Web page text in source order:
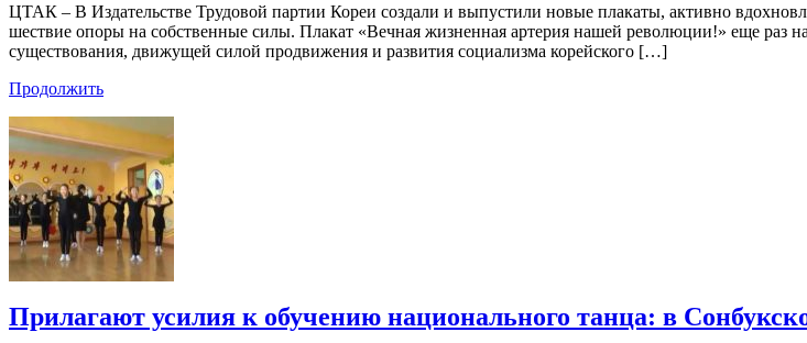
ЦТАК – В Издательстве Трудовой партии Кореи создали и выпустили новые плакаты, активно
шествие опоры на собственные силы. Плакат «Вечная жизненная артерия нашей революции!» еще раз
существования, движущей силой продвижения и развития социализма корейского […]
Продолжить
Прилагают усилия к обучению национального танца: в